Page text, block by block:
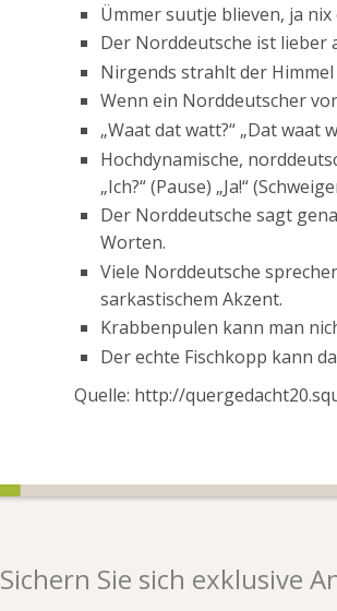
Ümmer suutje blieven, ja
Der Norddeutsche ist lieber
Nirgends strahlt der
Wenn ein Norddeutscher
„Waat dat watt?“ „Dat
Hochdynamische,
„Ich?“ (Pause) „Ja!“
Der Norddeutsche sagt
Worten.
Viele Norddeutsche
sarkastischem Akzent.
Krabbenpulen kann man
Der echte Fischkopp kann
Quelle: http://
Sichern Sie sich exklusive